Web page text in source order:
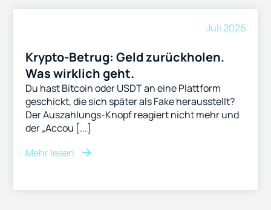
Juli 2026
Krypto-Betrug: Geld zurückholen.
Was wirklich geht.
Du hast Bitcoin oder USDT an eine Plattform
geschickt, die sich später als Fake herausstellt?
Der Auszahlungs-Knopf reagiert nicht mehr und
der „Accou [...]
Mehr lesen